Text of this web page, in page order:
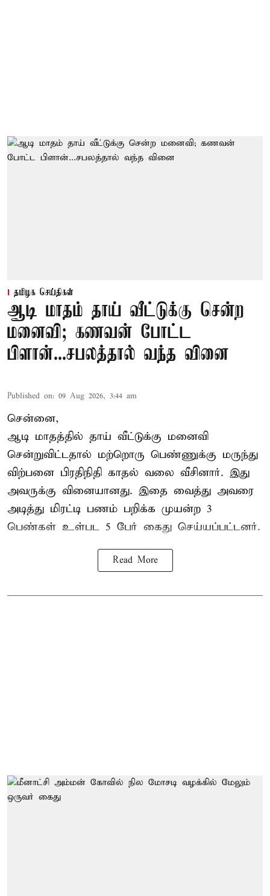
தமிழக செய்திகள்
ஆடி மாதம் தாய் வீட்டுக்கு சென்ற
மனைவி; கணவன் போட்ட
பிளான்...சபலத்தால் வந்த வினை
Published on: 09 Aug 2026, 3:44 am
சென்னை,
ஆடி மாதத்தில் தாய் வீட்டுக்கு மனைவி
சென்றுவிட்டதால் மற்றொரு பெண்ணுக்கு மருந்து
விற்பனை பிரதிநிதி காதல் வலை வீசினார். இது
அவருக்கு வினையானது. இதை வைத்து அவரை
அடித்து மிரட்டி பணம் பறிக்க முயன்ற 3
பெண்கள் உள்பட 5 பேர் கைது செய்யப்பட்டனர்.
Read More